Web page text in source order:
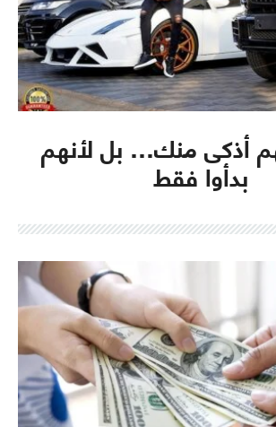
أذكى منك… بل لأنهم
بدأوا فقط